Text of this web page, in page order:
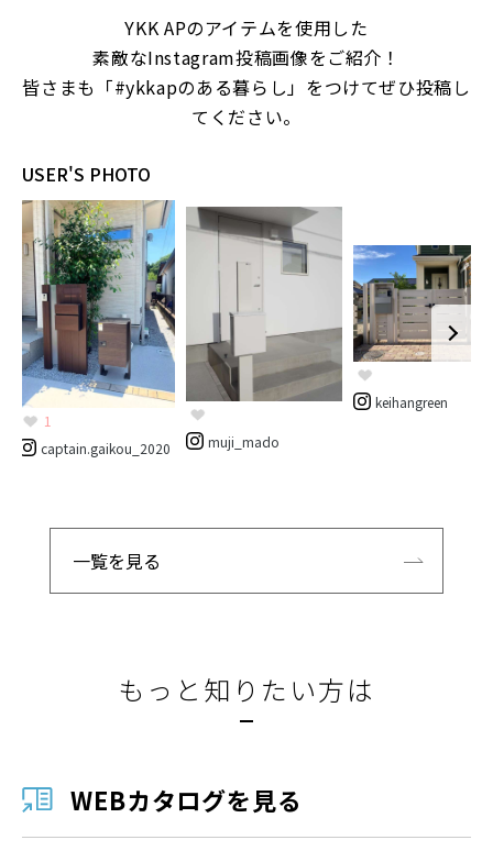
YKK APのアイテムを使用した
素敵なInstagram投稿画像をご紹介！
皆さまも「#ykkapのある暮らし」をつけてぜひ投稿し
てください。
USER'S PHOTO
1
captain.gaikou_2020
muji_mado
keihangreen
一覧を見る
もっと知りたい方は
WEBカタログを見る